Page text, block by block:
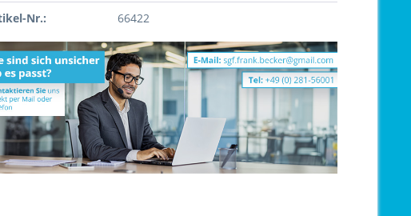
Nr.: 66422